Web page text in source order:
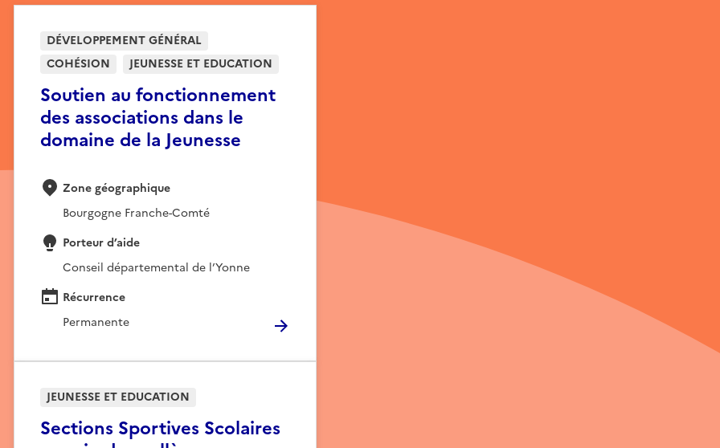
Soutien au fonctionnement
des associations dans le
domaine de la Jeunesse
DÉVELOPPEMENT GÉNÉRAL
COHÉSION
JEUNESSE ET EDUCATION
Zone géographique
Bourgogne Franche-Comté
Porteur d’aide
Conseil départemental de l’Yonne
Récurrence
Permanente
Sections Sportives Scolaires
JEUNESSE ET EDUCATION